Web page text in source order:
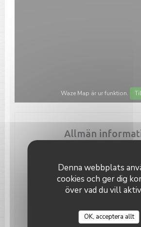
Denna webbplats
cookies och ger dig
över vad du vill
OK, acceptera allt
Waze Map är ur funktion.
Allmän
Öppettider
Le Paris Plage